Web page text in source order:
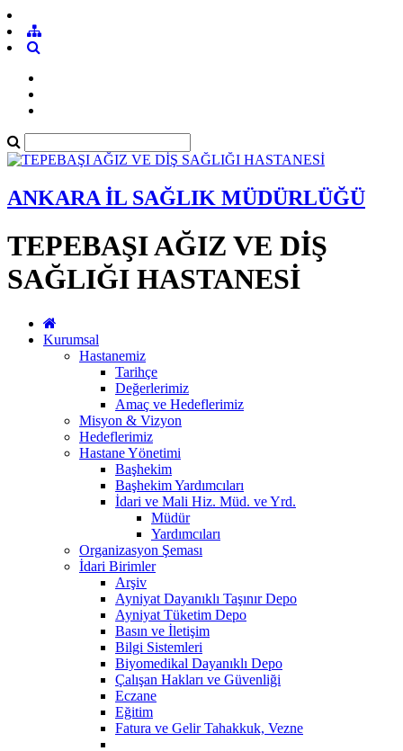
ANKARA İL SAĞLIK MÜDÜRLÜĞÜ
TEPEBAŞI AĞIZ VE DİŞ
SAĞLIĞI HASTANESİ
Kurumsal
Hastanemiz
Tarihçe
Değerlerimiz
Amaç ve Hedeflerimiz
Misyon & Vizyon
Hedeflerimiz
Hastane Yönetimi
Başhekim
Başhekim Yardımcıları
İdari ve Mali Hiz. Müd. ve Yrd.
Müdür
Yardımcıları
Organizasyon Şeması
İdari Birimler
Arşiv
Ayniyat Dayanıklı Taşınır Depo
Ayniyat Tüketim Depo
Basın ve İletişim
Bilgi Sistemleri
Biyomedikal Dayanıklı Depo
Çalışan Hakları ve Güvenliği
Eczane
Eğitim
Fatura ve Gelir Tahakkuk, Vezne